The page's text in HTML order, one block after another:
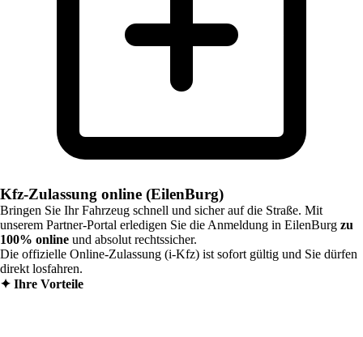
Kfz-Zulassung online (EilenBurg)
Bringen Sie Ihr Fahrzeug schnell und sicher auf die Straße. Mit
unserem Partner-Portal erledigen Sie die Anmeldung in EilenBurg zu
100% online und absolut rechtssicher.
Die offizielle Online-Zulassung (i-Kfz) ist sofort gültig und Sie dürfen
direkt losfahren.
✦ Ihre Vorteile